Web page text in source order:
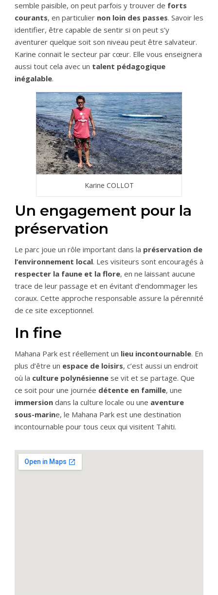
semble paisible, on peut parfois y trouver de forts
courants, en particulier non loin des passes. Savoir les
identifier, être capable de sentir si on peut s’y
aventurer quelque soit son niveau peut être salvateur.
Karine connait le secteur par cœur. Elle vous enseignera
aussi tout cela avec un talent pédagogique
inégalable.
Karine COLLOT
Un engagement pour la
préservation
Le parc joue un rôle important dans la préservation de
l’environnement local. Les visiteurs sont encouragés à
respecter la faune et la flore, en ne laissant aucune
trace de leur passage et en évitant d’endommager les
coraux. Cette approche responsable assure la pérennité
de ce site exceptionnel.
In fine
Mahana Park est réellement un lieu incontournable. En
plus d’être un espace de loisirs, c’est aussi un endroit
où la culture polynésienne se vit et se partage. Que
ce soit pour une journée détente en famille, une
immersion dans la culture locale ou une aventure
sous-marine, le Mahana Park est une destination
incontournable pour tous ceux qui visitent Tahiti.